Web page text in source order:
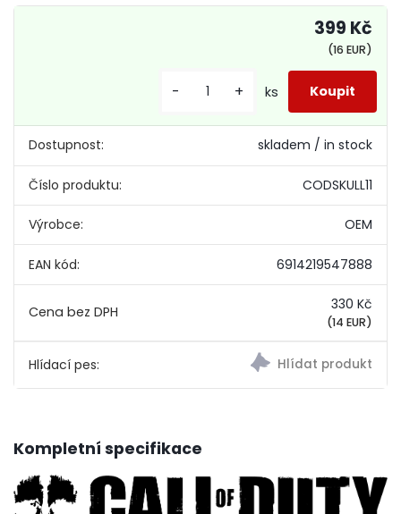
Dostupnost: skladem / in stock
Číslo produktu: CODSKULL11
Výrobce: OEM
EAN kód: 6914219547888
330 Kč
(14 EUR)
399 Kč
(16 EUR)
Hlídací pes:
- + ks
Kompletní specifikace